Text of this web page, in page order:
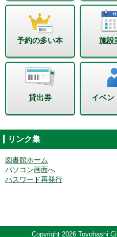
予約の多い本 施設
貸出券 イベン
リンク集
図書館ホーム
パソコン画面へ
パスワード再発行
Copyright 2026 Toyohashi